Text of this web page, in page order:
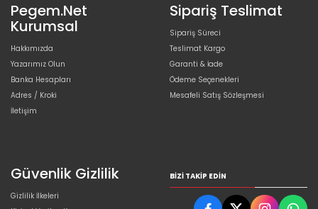
Pegem.Net
Kurumsal
Hakkımızda
Yazarımız Olun
Banka Hesapları
Adres / Kroki
İletişim
Sipariş Teslimat
Sipariş Süreci
Teslimat Kargo
Garanti & İade
Ödeme Seçenekleri
Mesafeli Satış Sözleşmesi
Güvenlik Gizlilik
Gizlilik İlkeleri
BIZI TAKIP EDIN